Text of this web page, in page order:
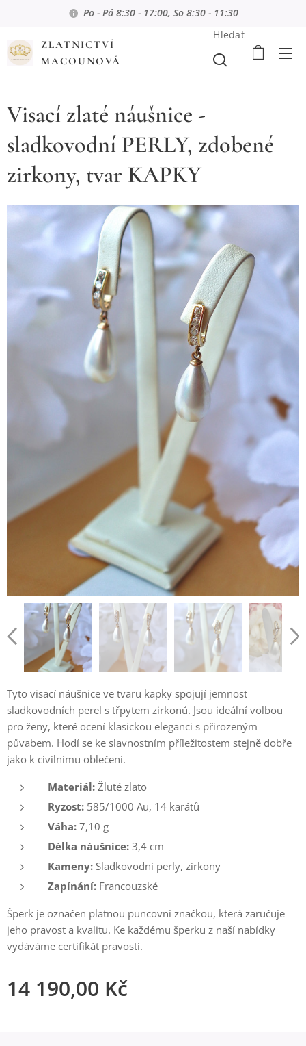
Po - Pá 8:30 - 17:00, So 8:30 - 11:30
ZLATNICTVÍ
MACOUNOVÁ
Hledat
Visací zlaté náušnice -
sladkovodní PERLY, zdobené
zirkony, tvar KAPKY
Tyto visací náušnice ve tvaru kapky spojují jemnost
sladkovodních perel s třpytem zirkonů. Jsou ideální volbou
pro ženy, které ocení klasickou eleganci s přirozeným
půvabem. Hodí se ke slavnostním příležitostem stejně dobře
jako k civilnímu oblečení.
Materiál: Žluté zlato
Ryzost: 585/1000 Au, 14 karátů
Váha: 7,10 g
Délka náušnice: 3,4 cm
Kameny: Sladkovodní perly, zirkony
Zapínání: Francouzské
Šperk je označen platnou puncovní značkou, která zaručuje
jeho pravost a kvalitu. Ke každému šperku z naší nabídky
vydáváme certifikát pravosti.
14 190,00 Kč